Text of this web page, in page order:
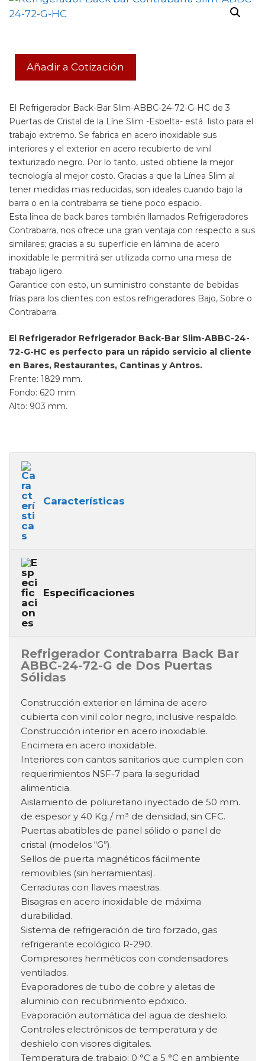
Añadir a Cotización
El Refrigerador Back-Bar Slim-ABBC-24-72-G-HC de 3
Puertas de Cristal de la Líne Slim -Esbelta- está listo para el
trabajo extremo. Se fabrica en acero inoxidable sus
interiores y el exterior en acero recubierto de vinil
texturizado negro. Por lo tanto, usted obtiene la mejor
tecnología al mejor costo. Gracias a que la Línea Slim al
tener medidas mas reducidas, son ideales cuando bajo la
barra o en la contrabarra se tiene poco espacio.
Esta línea de back bares también llamados Refrigeradores
Contrabarra, nos ofrece una gran ventaja con respecto a sus
similares; gracias a su superficie en lámina de acero
inoxidable le permitirá ser utilizada como una mesa de
trabajo ligero.
Garantice con esto, un suministro constante de bebidas
frías para los clientes con estos refrigeradores Bajo, Sobre o
Contrabarra.
El Refrigerador Refrigerador Back-Bar Slim-ABBC-24-
72-G-HC es perfecto para un rápido servicio al cliente
en Bares, Restaurantes, Cantinas y Antros.
Frente: 1829 mm.
Fondo: 620 mm.
Alto: 903 mm.
Características
Especificaciones
Refrigerador Contrabarra Back Bar
ABBC-24-72-G de Dos Puertas
Sólidas
Construcción exterior en lámina de acero
cubierta con vinil color negro, inclusive respaldo.
Construcción interior en acero inoxidable.
Encimera en acero inoxidable.
Interiores con cantos sanitarios que cumplen con
requerimientos NSF-7 para la seguridad
alimenticia.
Aislamiento de poliuretano inyectado de 50 mm.
de espesor y 40 Kg./ m³ de densidad, sin CFC.
Puertas abatibles de panel sólido o panel de
cristal (modelos “G”).
Sellos de puerta magnéticos fácilmente
removibles (sin herramientas).
Cerraduras con llaves maestras.
Bisagras en acero inoxidable de máxima
durabilidad.
Sistema de refrigeración de tiro forzado, gas
refrigerante ecológico R-290.
Compresores herméticos con condensadores
ventilados.
Evaporadores de tubo de cobre y aletas de
aluminio con recubrimiento epóxico.
Evaporación automática del agua de deshielo.
Controles electrónicos de temperatura y de
deshielo con visores digitales.
Temperatura de trabajo: 0 °C a 5 °C en ambiente